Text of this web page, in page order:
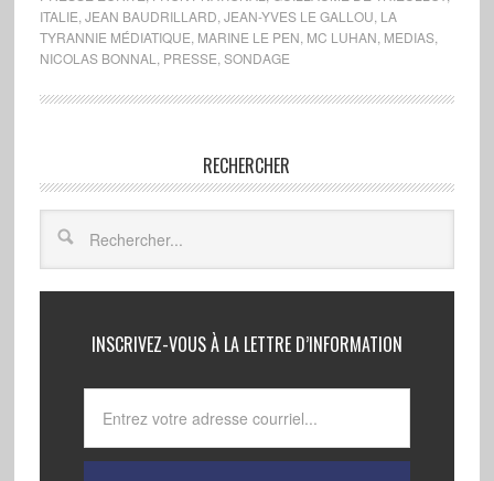
ITALIE JEAN BAUDRILLARD JEAN-YVES LE GALLOU LA
TYRANNIE MÉDIATIQUE MARINE LE PEN MC LUHAN MEDIAS,
NICOLAS BONNAL
PRESSE SONDAGE
RECHERCHER
INSCRIVEZ-VOUS À LA LETTRE D’INFORMATION